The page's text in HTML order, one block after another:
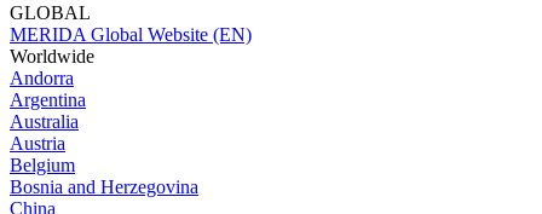
GLOBAL
MERIDA Global Website (EN)
Worldwide
Andorra
Argentina
Australia
Austria
Belgium
Bosnia and Herzegovina
China